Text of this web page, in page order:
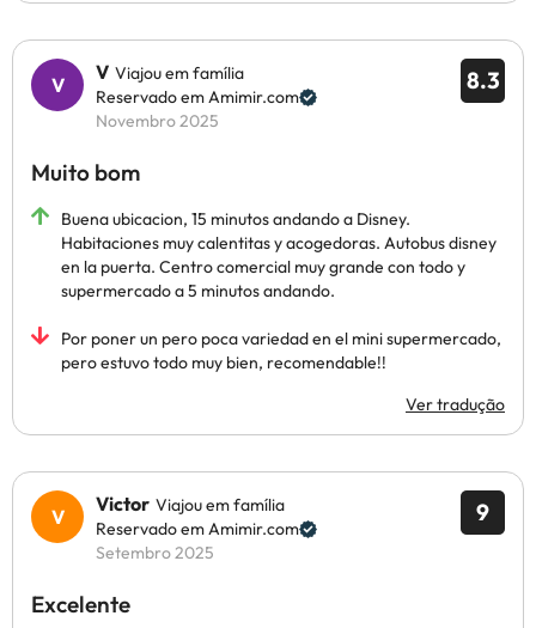
8.3
V Viajou em família
Reservado em Amimir.com
Novembro 2025
Muito bom
Buena ubicacion, 15 minutos andando a Disney.
Habitaciones muy calentitas y acogedoras. Autobus disney
en la puerta. Centro comercial muy grande con todo y
supermercado a 5 minutos andando.
Por poner un pero poca variedad en el mini supermercado,
pero estuvo todo muy bien, recomendable!!
Ver tradução
9
Victor Viajou em família
Reservado em Amimir.com
Setembro 2025
Excelente